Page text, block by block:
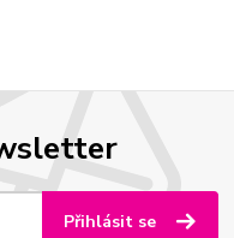
Přihlásit se